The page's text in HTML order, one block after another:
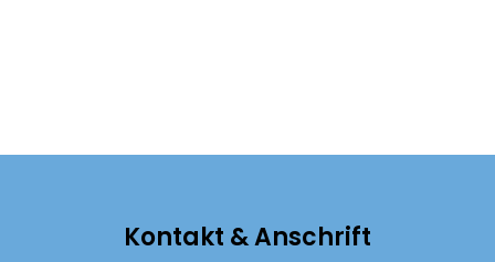
Kontakt & Anschrift